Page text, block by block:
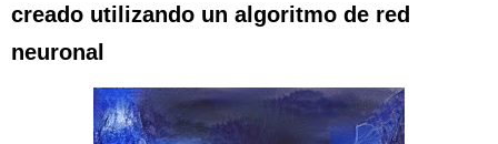
creado utilizando un algoritmo de red
neuronal